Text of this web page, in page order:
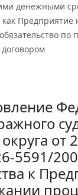
денежными
как Предприятие
от
5591/
к